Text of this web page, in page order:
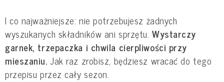
I co najważniejsze: nie potrzebujesz żadnych
wyszukanych składników ani sprzętu. Wystarczy
garnek, trzepaczka i chwila cierpliwości przy
mieszaniu. Jak raz zrobisz, będziesz wracać do tego
przepisu przez cały sezon.